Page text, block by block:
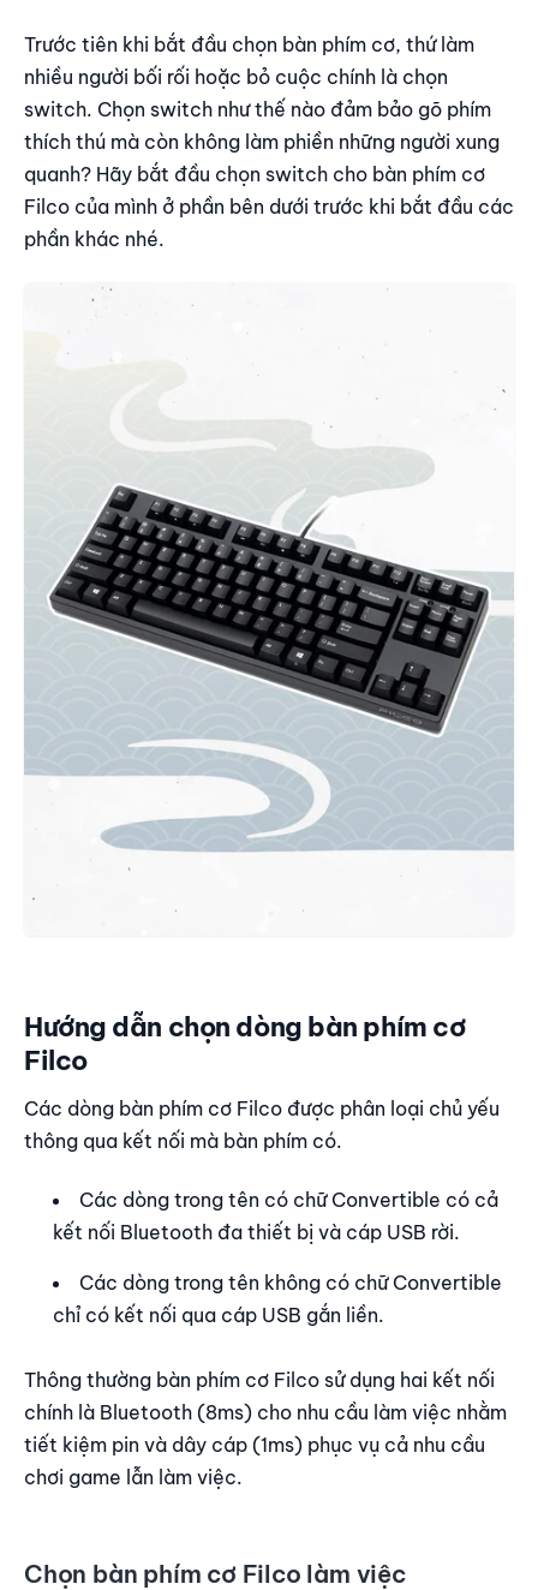
Switch Cherry MX Silent Red
Switch Cherry MX Speed Silver
Switch Cherry MX Low Profile Red
Tóm lại: nên chọn bàn phím cơ Filco theo nhu cầu như
thế nào?
Trước tiên khi bắt đầu chọn bàn phím cơ, thứ làm
nhiều người bối rối hoặc bỏ cuộc chính là chọn
switch. Chọn switch như thế nào đảm bảo gõ phím
thích thú mà còn không làm phiền những người xung
quanh? Hãy bắt đầu chọn switch cho bàn phím cơ
Filco của mình ở phần bên dưới trước khi bắt đầu các
phần khác nhé.
Hướng dẫn chọn dòng bàn phím cơ
Filco
Các dòng bàn phím cơ Filco được phân loại chủ yếu
thông qua kết nối mà bàn phím có.
Các dòng trong tên có chữ Convertible có cả
kết nối Bluetooth đa thiết bị và cáp USB rời.
Các dòng trong tên không có chữ Convertible
chỉ có kết nối qua cáp USB gắn liền.
Thông thường bàn phím cơ Filco sử dụng hai kết nối
chính là Bluetooth (8ms) cho nhu cầu làm việc nhằm
tiết kiệm pin và dây cáp (1ms) phục vụ cả nhu cầu
chơi game lẫn làm việc.
Chọn bàn phím cơ Filco làm việc